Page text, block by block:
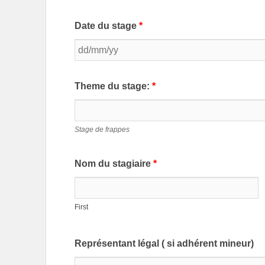
Date du stage *
Theme du stage: *
Stage de frappes
Nom du stagiaire *
First
Représentant légal ( si adhérent mineur)